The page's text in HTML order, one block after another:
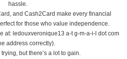
hassle.
and Cash2Card make every financial
for those who value independence.
at: ledouxveronique13 a-t g-m-a-i-l dot com
address correctly).
but there’s a lot to gain.